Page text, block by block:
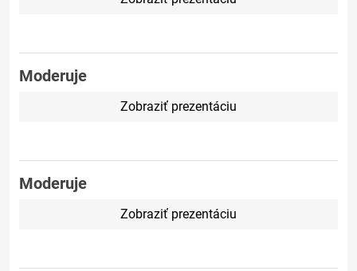
Moderuje
Zobraziť prezentáciu
Moderuje
Zobraziť prezentáciu